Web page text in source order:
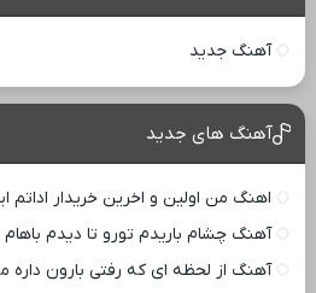
آهنگ جدید
آهنگ های جدید
اهنگ من اولین و اخرین خریدار اداتم
آهنگ چشام باریدم تورو تا دیدم باهام
آهنگ از لحظه ای که رفتی بارون داره